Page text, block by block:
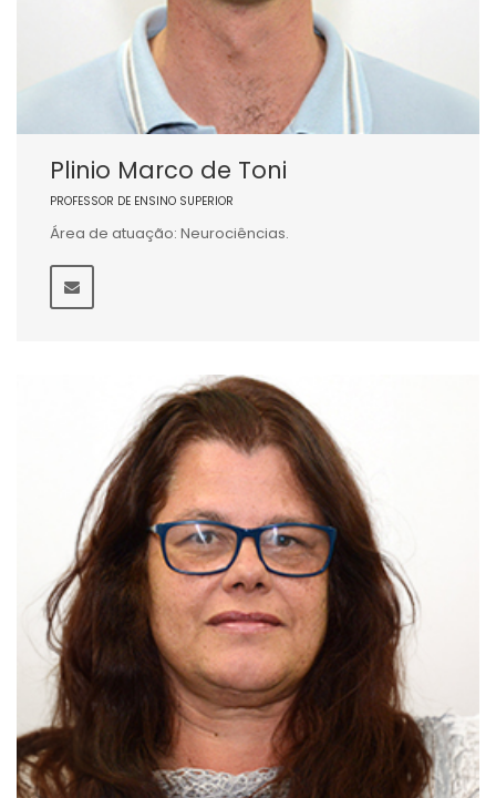
Plinio Marco de Toni
PROFESSOR DE ENSINO SUPERIOR
Área de atuação: Neurociências.